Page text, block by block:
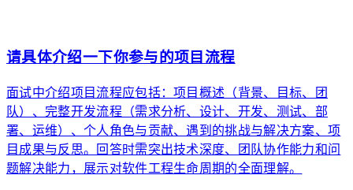
请具体介绍一下你参与的项目流程
面试中介绍项目流程应包括：项目概述（背景、目标、团
队）、完整开发流程（需求分析、设计、开发、测试、部
署、运维）、个人角色与贡献、遇到的挑战与解决方案、项
目成果与反思。回答时需突出技术深度、团队协作能力和问
题解决能力，展示对软件工程生命周期的全面理解。